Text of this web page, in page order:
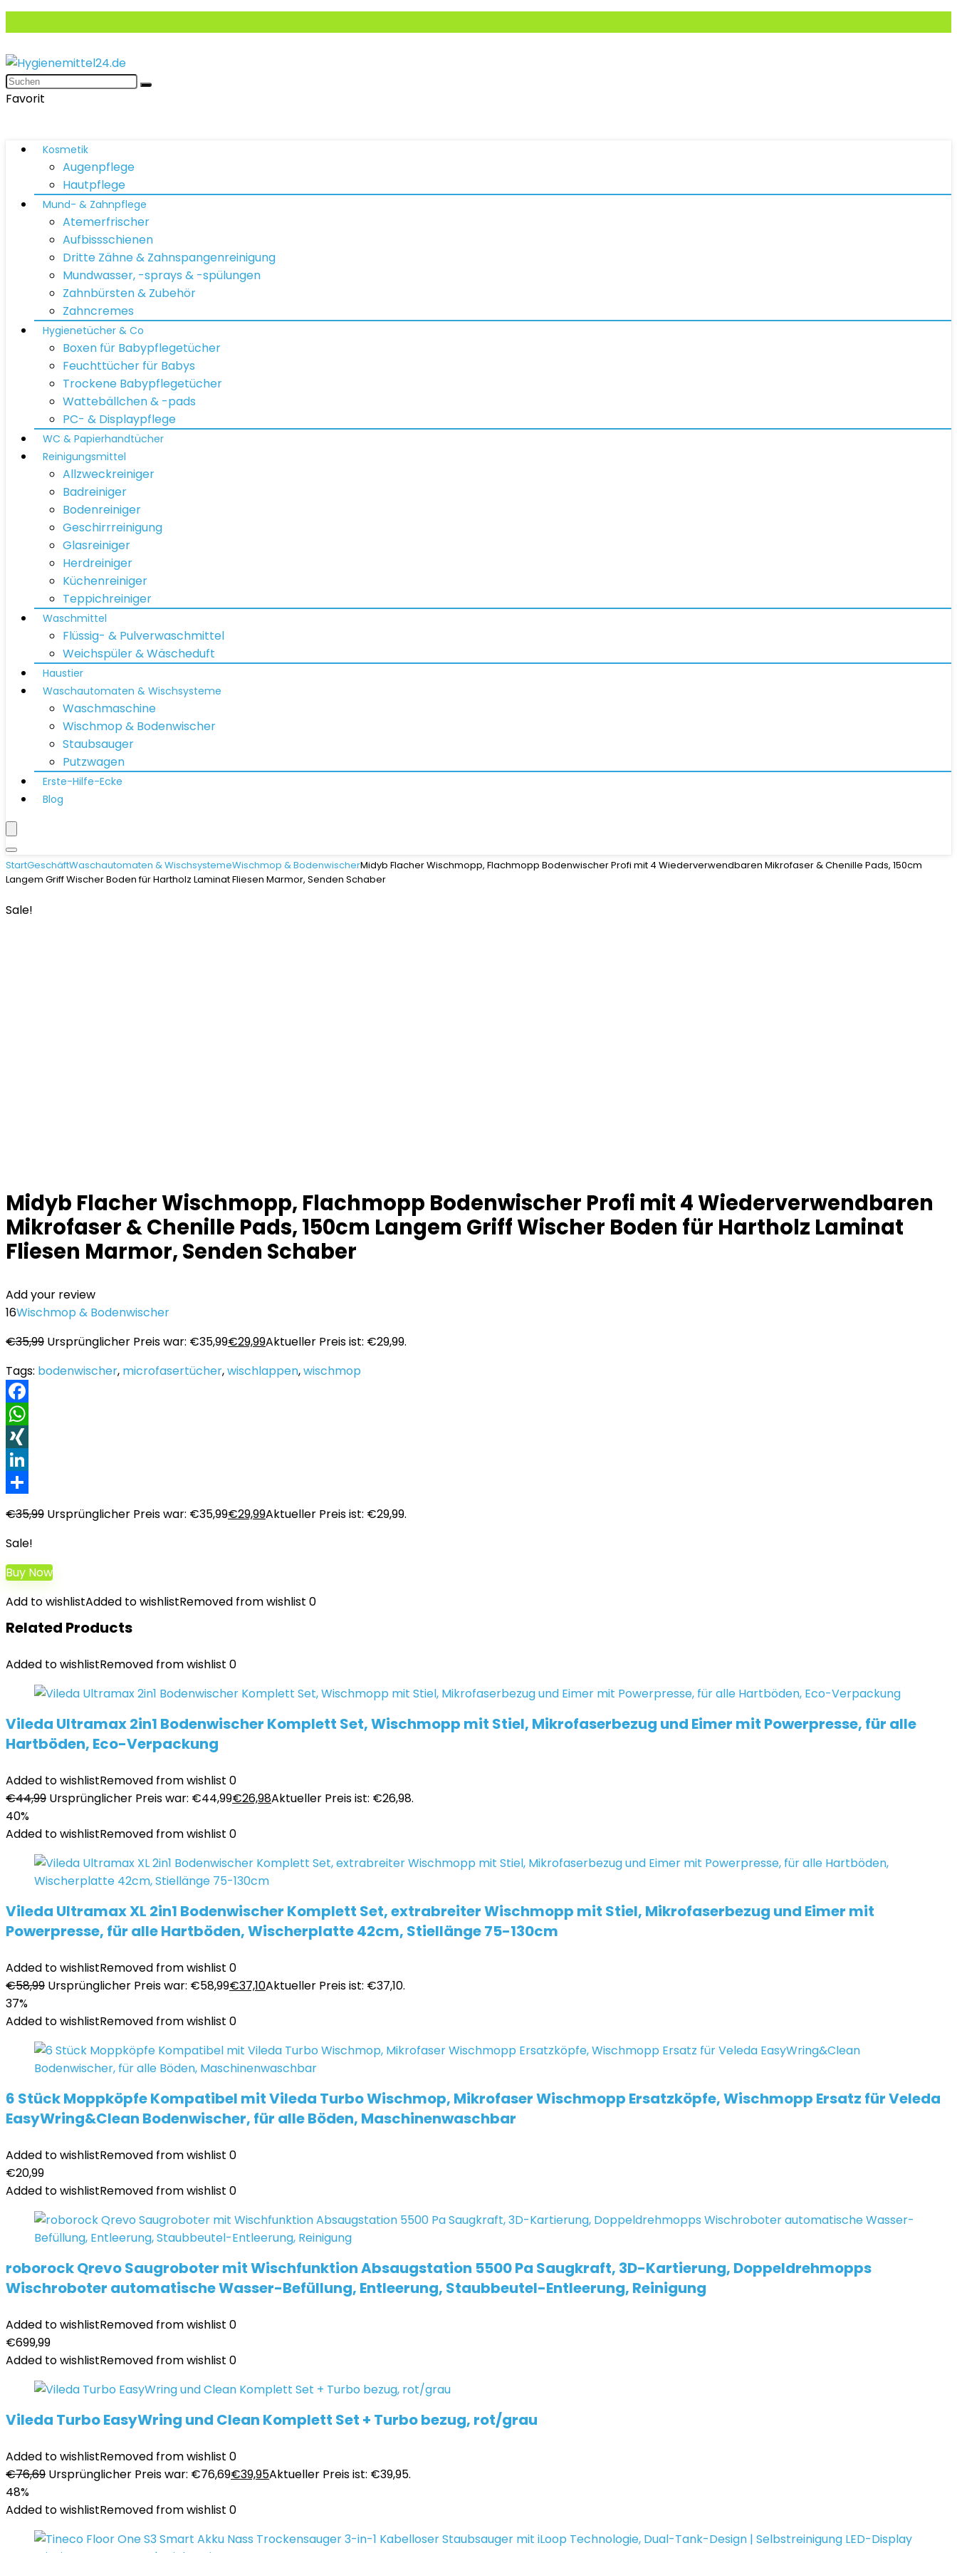
Favorit
Kosmetik
Augenpflege
Hautpflege
Mund- & Zahnpflege
Atemerfrischer
Aufbissschienen
Dritte Zähne & Zahnspangenreinigung
Mundwasser, -sprays & -spülungen
Zahnbürsten & Zubehör
Zahncremes
Hygienetücher & Co
Boxen für Babypflegetücher
Feuchttücher für Babys
Trockene Babypflegetücher
Wattebällchen & -pads
PC- & Displaypflege
WC & Papierhandtücher
Reinigungsmittel
Allzweckreiniger
Badreiniger
Bodenreiniger
Geschirrreinigung
Glasreiniger
Herdreiniger
Küchenreiniger
Teppichreiniger
Waschmittel
Flüssig- & Pulverwaschmittel
Weichspüler & Wäscheduft
Haustier
Waschautomaten & Wischsysteme
Waschmaschine
Wischmop & Bodenwischer
Staubsauger
Putzwagen
Erste-Hilfe-Ecke
Blog
StartGeschäftWaschautomaten & WischsystemeWischmop & BodenwischerMidyb Flacher Wischmopp, Flachmopp Bodenwischer Profi mit 4 Wiederverwendbaren Mikrofaser & Chenille Pads, 150cm
Langem Griff Wischer Boden für Hartholz Laminat Fliesen Marmor, Senden Schaber
Sale!
Midyb Flacher Wischmopp, Flachmopp Bodenwischer Profi mit 4 Wiederverwendbaren
Mikrofaser & Chenille Pads, 150cm Langem Griff Wischer Boden für Hartholz Laminat
Fliesen Marmor, Senden Schaber
Add your review
16Wischmop & Bodenwischer
€35,99 Ursprünglicher Preis war: €35,99€29,99Aktueller Preis ist: €29,99.
Tags: bodenwischer, microfasertücher,wischlappen,wischmop
Facebook
WhatsApp
XING
LinkedIn
€35,99 Ursprünglicher Preis war: €35,99€29,99Aktueller Preis ist: €29,99.
Sale!
Buy Now
Add to wishlistAdded to wishlistRemoved from wishlist 0
Related Products
Added to wishlistRemoved from wishlist 0
Vileda Ultramax 2in1 Bodenwischer Komplett Set, Wischmopp mit Stiel, Mikrofaserbezug und Eimer mit Powerpresse, für alle
Hartböden, Eco-Verpackung
Added to wishlistRemoved from wishlist 0
€44,99 Ursprünglicher Preis war: €44,99€26,98Aktueller Preis ist: €26,98.
40%
Added to wishlistRemoved from wishlist 0
Vileda Ultramax XL 2in1 Bodenwischer Komplett Set, extrabreiter Wischmopp mit Stiel, Mikrofaserbezug und Eimer mit
Powerpresse, für alle Hartböden, Wischerplatte 42cm, Stiellänge 75-130cm
Added to wishlistRemoved from wishlist 0
€58,99 Ursprünglicher Preis war: €58,99€37,10Aktueller Preis ist: €37,10.
37%
Added to wishlistRemoved from wishlist 0
6 Stück Moppköpfe Kompatibel mit Vileda Turbo Wischmop, Mikrofaser Wischmopp Ersatzköpfe, Wischmopp Ersatz für Veleda
EasyWring&Clean Bodenwischer, für alle Böden, Maschinenwaschbar
Added to wishlistRemoved from wishlist 0
€20,99
Added to wishlistRemoved from wishlist 0
roborock Qrevo Saugroboter mit Wischfunktion Absaugstation 5500 Pa Saugkraft, 3D-Kartierung, Doppeldrehmopps
Wischroboter automatische Wasser-Befüllung, Entleerung, Staubbeutel-Entleerung, Reinigung
Added to wishlistRemoved from wishlist 0
€699,99
Added to wishlistRemoved from wishlist 0
Vileda Turbo EasyWring und Clean Komplett Set + Turbo bezug, rot/grau
Added to wishlistRemoved from wishlist 0
€76,69 Ursprünglicher Preis war: €76,69€39,95Aktueller Preis ist: €39,95.
48%
Added to wishlistRemoved from wishlist 0